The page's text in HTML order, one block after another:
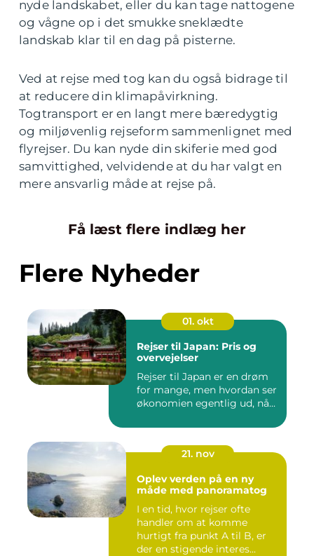
nyde landskabet, eller du kan tage nattogene
og vågne op i det smukke sneklædte
landskab klar til en dag på pisterne.
Ved at rejse med tog kan du også bidrage til
at reducere din klimapåvirkning.
Togtransport er en langt mere bæredygtig
og miljøvenlig rejseform sammenlignet med
flyrejser. Du kan nyde din skiferie med god
samvittighed, velvidende at du har valgt en
mere ansvarlig måde at rejse på.
Få læst flere indlæg her
Flere Nyheder
01. okt
Rejser til Japan: Pris og
overvejelser
Rejser til Japan er en drøm
for mange, men hvordan ser
økonomien egentlig ud, nå...
21. nov
Oplev verden på en ny
måde med panoramatog
I en tid, hvor rejser ofte
handler om at komme
hurtigt fra punkt A til B, er
der en stigende interes...